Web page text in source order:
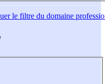
le filtre du domaine